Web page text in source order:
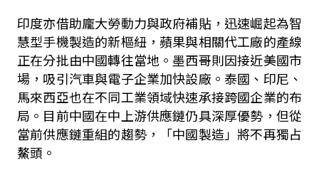
印度亦借助龐大勞動力與政府補貼，迅速崛起為智
慧型手機製造的新樞紐，蘋果與相關代工廠的產線
正在分批由中國轉往當地。墨西哥則因接近美國市
場，吸引汽車與電子企業加快設廠。泰國、印尼、
馬來西亞也在不同工業領域快速承接跨國企業的布
局。目前中國在中上游供應鏈仍具深厚優勢，但從
當前供應鏈重組的趨勢，「中國製造」將不再獨占
鰲頭。